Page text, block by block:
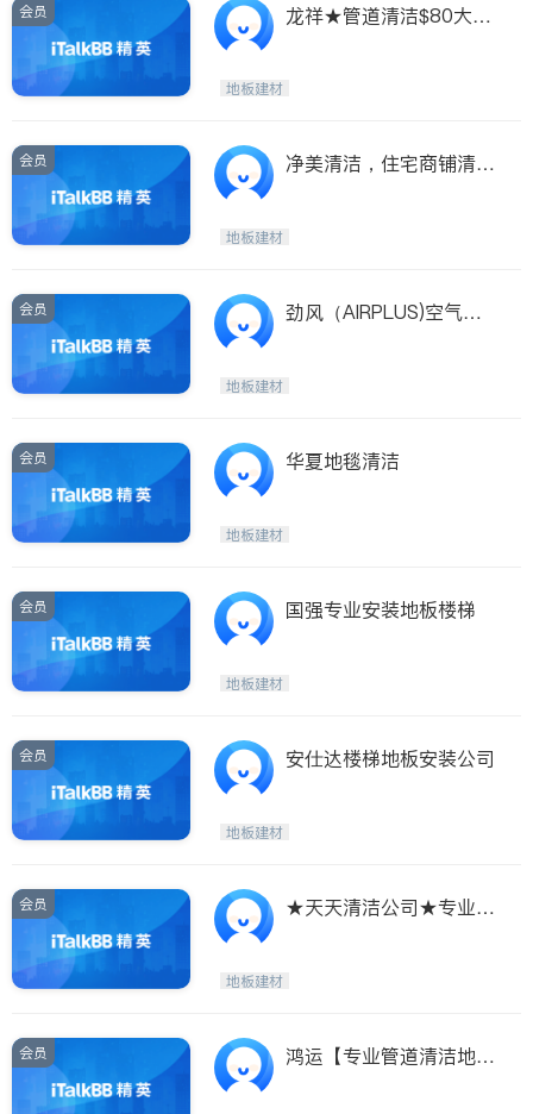
会员
龙祥★管道清洁$80大特
地板建材
会员
净美清洁，住宅商铺清洗
地板建材
会员
劲风（AIRPLUS)空气管
地板建材
会员 华夏地毯清洁
地板建材
会员 国强专业安装地板楼梯
地板建材
会员 安仕达楼梯地板安装公司
地板建材
会员
★天天清洁公司★专业室
地板建材
会员
鸿运【专业管道清洁地